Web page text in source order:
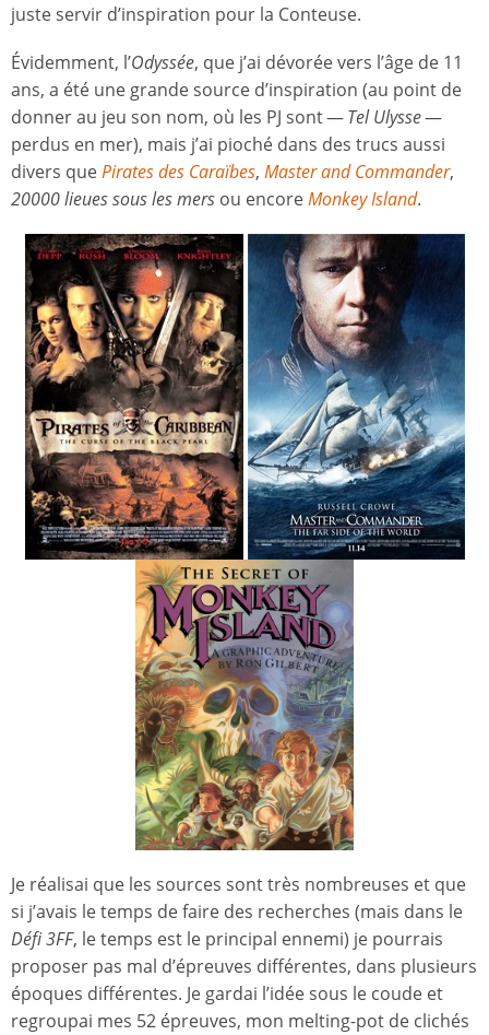
juste servir d’inspiration pour la Conteuse.
Évidemment, l’Odyssée, que j’ai dévorée vers l’âge de 11
ans, a été une grande source d’inspiration (au point de
donner au jeu son nom, où les PJ sont —Tel Ulysse—
perdus en mer), mais j’ai pioché dans des trucs aussi
divers quePirates des Caraïbes, Master and Commander,
20000 lieues sous les mers ou encoreMonkey Island.
Je réalisai que les sources sont très nombreuses et que
si j’avais le temps de faire des recherches (mais dans le
Défi 3FF, le temps est le principal ennemi) je pourrais
proposer pas mal d’épreuves différentes, dans plusieurs
époques différentes. Je gardai l’idée sous le coude et
regroupai mes 52 épreuves, mon melting-pot de clichés